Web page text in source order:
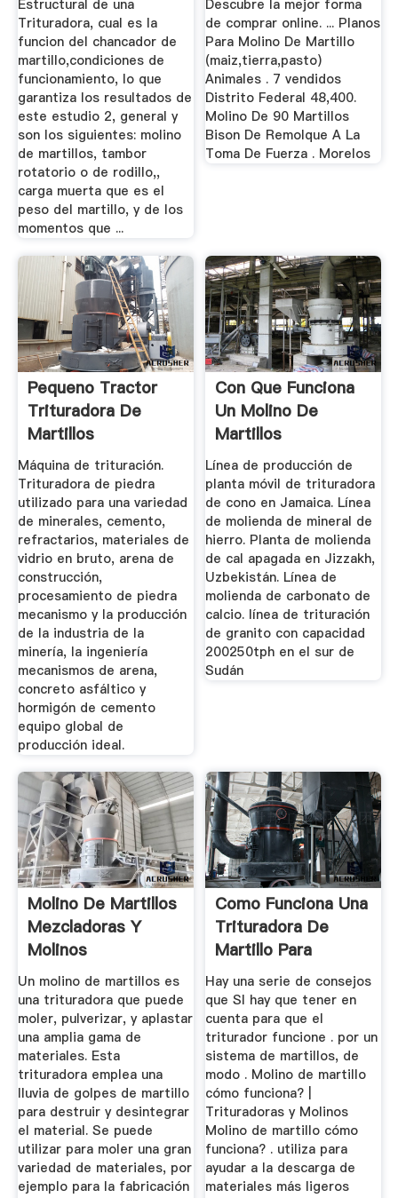
Estructural de una
Trituradora, cual es la
funcion del chancador de
martillo,condiciones de
funcionamiento, lo que
garantiza los resultados de
este estudio 2, general y
son los siguientes: molino
de martillos, tambor
rotatorio o de rodillo,,
carga muerta que es el
peso del martillo, y de los
momentos que ...
Descubre la mejor forma
de comprar online. ... Planos
Para Molino De Martillo
(maiz,tierra,pasto)
Animales . 7 vendidos
Distrito Federal 48,400.
Molino De 90 Martillos
Bison De Remolque A La
Toma De Fuerza . Morelos
Pequeno Tractor
Trituradora De
Martillos
Trituradora De ...
Máquina de trituración.
Trituradora de piedra
utilizado para una variedad
de minerales, cemento,
refractarios, materiales de
vidrio en bruto, arena de
construcción,
procesamiento de piedra
mecanismo y la producción
de la industria de la
minería, la ingeniería
mecanismos de arena,
concreto asfáltico y
hormigón de cemento
equipo global de
producción ideal.
Con Que Funciona
Un Molino De
Martillos
Línea de producción de
planta móvil de trituradora
de cono en Jamaica. Línea
de molienda de mineral de
hierro. Planta de molienda
de cal apagada en Jizzakh,
Uzbekistán. Línea de
molienda de carbonato de
calcio. línea de trituración
de granito con capacidad
200250tph en el sur de
Sudán
Molino De Martillos
Mezcladoras Y
Molinos
MAQUINOVA
Un molino de martillos es
una trituradora que puede
moler, pulverizar, y aplastar
una amplia gama de
materiales. Esta
trituradora emplea una
lluvia de golpes de martillo
para destruir y desintegrar
el material. Se puede
utilizar para moler una gran
variedad de materiales, por
ejemplo para la fabricación
Como Funciona Una
Trituradora De
Martillo Para
Carbones ...
Hay una serie de consejos
que SI hay que tener en
cuenta para que el
triturador funcione . por un
sistema de martillos, de
modo . Molino de martillo
cómo funciona? |
Trituradoras y Molinos
Molino de martillo cómo
funciona? . utiliza para
ayudar a la descarga de
materiales más ligeros